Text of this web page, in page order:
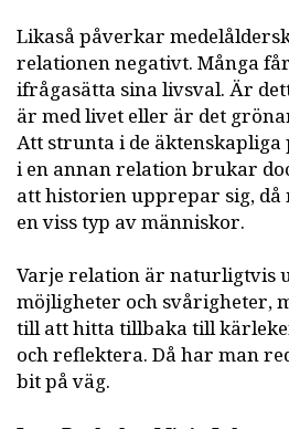
Likaså påverkar
relationen negativt. Många
ifrågasätta sina livsval. Är
är med livet eller är det
Att strunta i de
i en annan relation brukar
att historien upprepar sig,
en viss typ av människor.
Varje relation är naturligtvis
möjligheter och svårigheter,
till att hitta tillbaka till
och reflektera. Då har man
bit på väg.